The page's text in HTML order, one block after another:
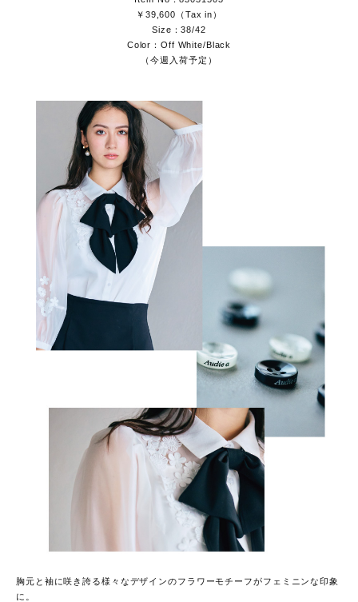
￥39,600（Tax in）
Size：38/42
Color：Off White/Black
（今週入荷予定）
胸元と袖に咲き誇る様々なデザインのフラワーモチーフがフェミニンな印象
に。